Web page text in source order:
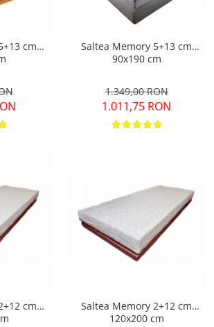
Saltea Memory 5+13 cm
90x190 cm
1.349,00 RON
1.011,75 RON
cm
Saltea Memory 2+12 cm
120x200 cm